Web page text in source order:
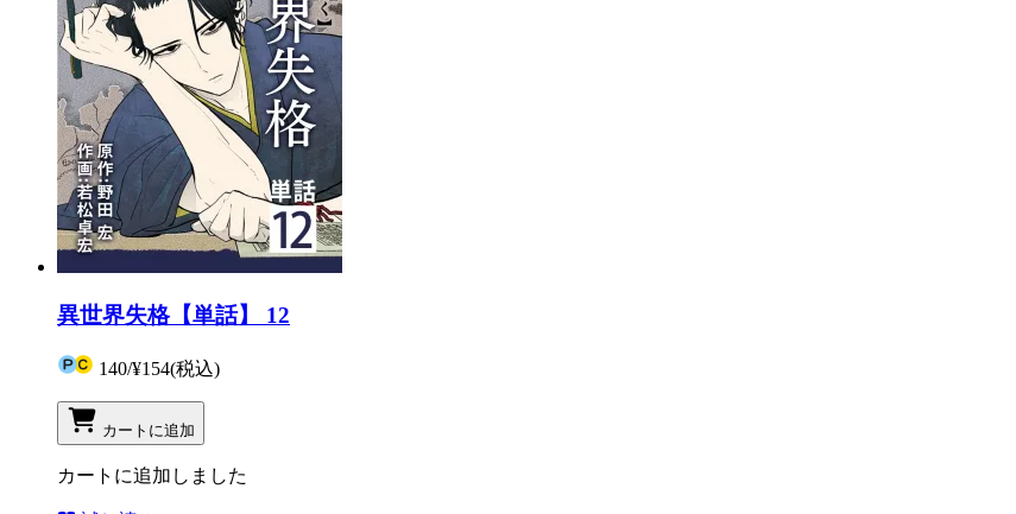
異世界失格【単話】 12
140/¥154(税込)
カートに追加
カートに追加しました